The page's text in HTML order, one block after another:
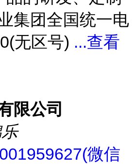
集团全国统一电
无区号) ...查看
限公司
微信